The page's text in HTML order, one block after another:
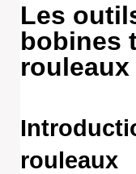
Les
bobines
rouleaux